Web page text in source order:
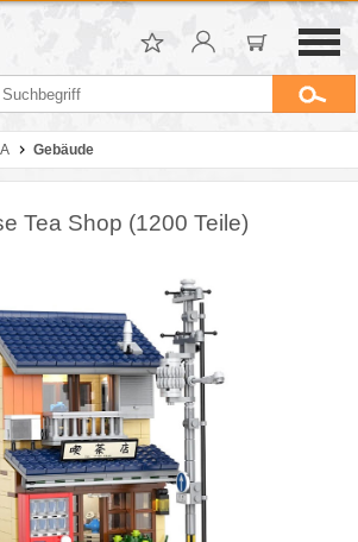
Gebäude
Tea Shop (1200 Teile)